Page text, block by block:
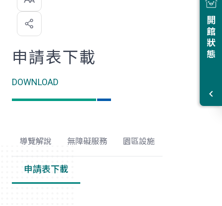
開館狀態
喜
歡
申請表下載
DOWNLOAD
導覽解說 無障礙服務 園區設施
申請表下載